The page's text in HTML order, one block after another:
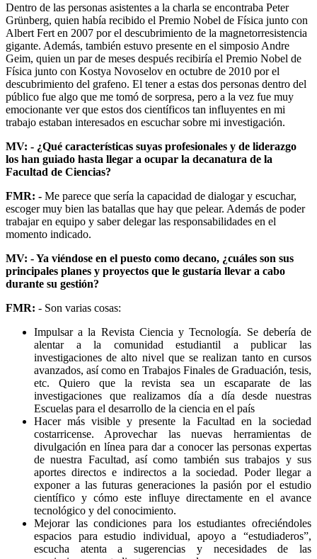
Dentro de las personas asistentes a la charla se encontraba Peter
Grünberg, quien había recibido el Premio Nobel de Física junto con
Albert Fert en 2007 por el descubrimiento de la magnetorresistencia
gigante. Además, también estuvo presente en el simposio Andre
Geim, quien un par de meses después recibiría el Premio Nobel de
Física junto con Kostya Novoselov en octubre de 2010 por el
descubrimiento del grafeno. El tener a estas dos personas dentro del
público fue algo que me tomó de sorpresa, pero a la vez fue muy
emocionante ver que estos dos científicos tan influyentes en mi
trabajo estaban interesados en escuchar sobre mi investigación.
MV: - ¿Qué características suyas profesionales y de liderazgo
los han guiado hasta llegar a ocupar la decanatura de la
Facultad de Ciencias?
FMR: - Me parece que sería la capacidad de dialogar y escuchar,
escoger muy bien las batallas que hay que pelear. Además de poder
trabajar en equipo y saber delegar las responsabilidades en el
momento indicado.
MV: - Ya viéndose en el puesto como decano, ¿cuáles son sus
principales planes y proyectos que le gustaría llevar a cabo
durante su gestión?
FMR: - Son varias cosas:
Impulsar a la Revista Ciencia y Tecnología. Se debería de
alentar a la comunidad estudiantil a publicar las
investigaciones de alto nivel que se realizan tanto en cursos
avanzados, así como en Trabajos Finales de Graduación, tesis,
etc. Quiero que la revista sea un escaparate de las
investigaciones que realizamos día a día desde nuestras
Escuelas para el desarrollo de la ciencia en el país
Hacer más visible y presente la Facultad en la sociedad
costarricense. Aprovechar las nuevas herramientas de
divulgación en línea para dar a conocer las personas expertas
de nuestra Facultad, así como también sus trabajos y sus
aportes directos e indirectos a la sociedad. Poder llegar a
exponer a las futuras generaciones la pasión por el estudio
científico y cómo este influye directamente en el avance
tecnológico y del conocimiento.
Mejorar las condiciones para los estudiantes ofreciéndoles
espacios para estudio individual, apoyo a “estudiaderos”,
escucha atenta a sugerencias y necesidades de las